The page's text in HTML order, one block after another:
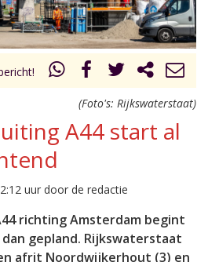
(Foto's: Rijkswaterstaat)
A44 start al
uur door de redactie
richting Amsterdam begint
gepland. Rijkswaterstaat
afrit Noordwijkerhout (3) en